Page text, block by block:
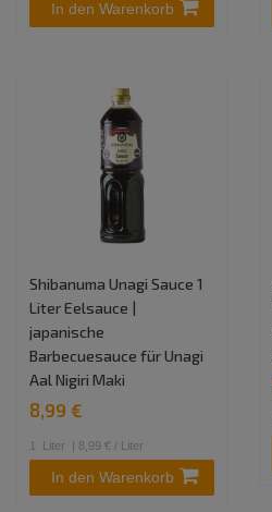
In den Warenkorb
Shibanuma Unagi Sauce 1
Liter Eelsauce |
japanische
Barbecuesauce für Unagi
Aal Nigiri Maki
8,99 €
1 Liter | 8,99 € / Liter
In den Warenkorb